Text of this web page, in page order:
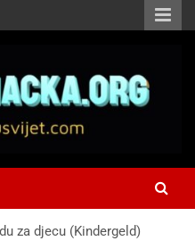
za djecu (Kindergeld)